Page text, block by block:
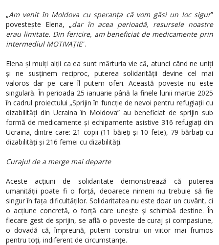
„Am venit în Moldova cu speranța că vom găsi un loc sigur”
povestește Elena, „dar în acea perioadă, resursele noastre
erau limitate. Din fericire, am beneficiat de medicamente prin
intermediul MOTIVAȚIE”.
Elena și mulți alții ca ea sunt mărturia vie că, atunci când ne uniți
și ne susținem reciproc, puterea solidarității devine cel mai
valoros dar pe care îl putem oferi. Această poveste nu este
singulară. În perioada 25 ianuarie până la finele lunii martie 2025
în cadrul proiectului „Sprijin în funcție de nevoi pentru refugiații cu
dizabilități din Ucraina în Moldova” au beneficiat de sprijin sub
formă de medicamente și echipamente asistive 316 refugiați din
Ucraina, dintre care: 21 copii (11 băieți și 10 fete), 79 bărbați cu
dizabilități și 216 femei cu dizabilități.
Curajul de a merge mai departe
Aceste acțiuni de solidaritate demonstrează că puterea
umanității poate fi o forță, deoarece nimeni nu trebuie să fie
singur în fața dificultăților. Solidaritatea nu este doar un cuvânt, ci
o acțiune concretă, o forță care unește și schimbă destine. În
fiecare gest de sprijin, se află o poveste de curaj și compasiune,
o dovadă că, împreună, putem construi un viitor mai frumos
pentru toți, indiferent de circumstanțe.